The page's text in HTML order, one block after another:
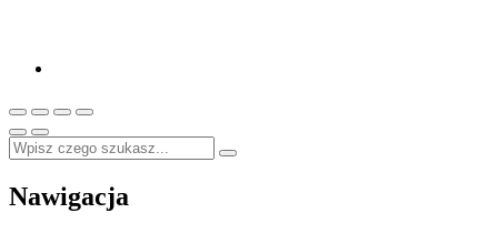
Nawigacja